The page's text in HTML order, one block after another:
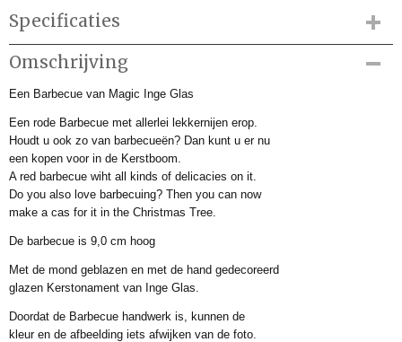
Specificaties
Productcode
IGO647042
Productcode leverancier
Afmetingen (l,b,h)
9 x 0 x 0 cm
Omschrijving
Een Barbecue van Magic Inge Glas
Een rode Barbecue met allerlei lekkernijen erop.
Houdt u ook zo van barbecueën? Dan kunt u er nu
een kopen voor in de Kerstboom.
A red barbecue wiht all kinds of delicacies on it.
Do you also love barbecuing? Then you can now
make a cas for it in the Christmas Tree.
De barbecue is 9,0 cm hoog
Met de mond geblazen en met de hand gedecoreerd
glazen Kerstonament van Inge Glas.
Doordat de Barbecue handwerk is, kunnen de
kleur en de afbeelding iets afwijken van de foto.